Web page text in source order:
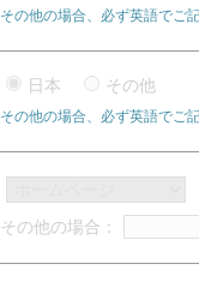
その他の場合、必ず英語でご
日本 その他
その他の場合、必ず英語でご
その他の場合：